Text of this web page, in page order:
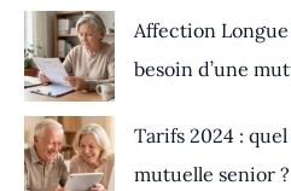
Affection
besoin d’une
Tarifs 2024 :
mutuelle senior ?